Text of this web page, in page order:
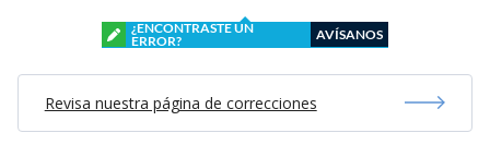
¿ENCONTRASTE UN
ERROR?
AVÍSANOS
Revisa nuestra página de correcciones